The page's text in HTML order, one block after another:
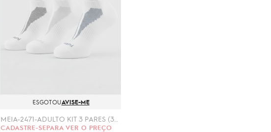
ESGOTOUAVISE-ME
CADASTRE-SEPARA VER O PREÇO